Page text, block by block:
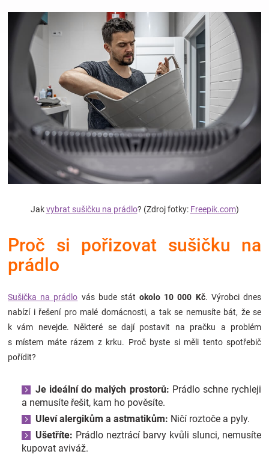
zábava
pro
děti
Těhotenské
oblečení
Novinky
Značky
Blog
Hračkářství
Jakvybrat sušičku na prádlo? (Zdroj fotky: Freepik.com)
Proč si pořizovat sušičku na
prádlo
Sušička na prádlo vás bude státokolo 10 000 Kč. Výrobci dnes
nabízí i řešení pro malé domácnosti, a tak se nemusíte bát, že se
k vám nevejde. Některé se dají postavit na pračku a problém
s místem máte rázem z krku. Proč byste si měli tento spotřebič
pořídit?
Je ideální do malých prostorů: Prádlo schne rychleji
a nemusíte řešit, kam ho pověsíte.
Uleví alergikům a astmatikům: Ničí roztoče a pyly.
Ušetříte: Prádlo neztrácí barvy kvůli slunci, nemusíte
kupovat aviváž.